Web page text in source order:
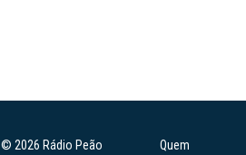
© 2026 Rádio Peão
Quem